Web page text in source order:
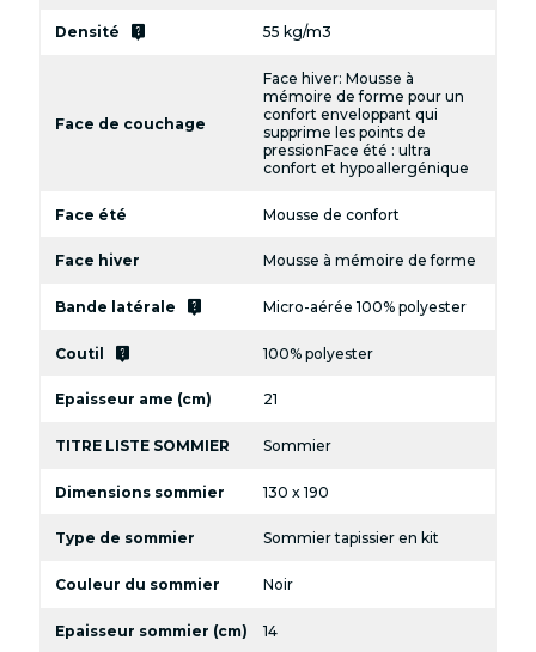
Densité live_help 55 kg/m3
Face de couchage
Face hiver: Mousse à
mémoire de forme pour un
confort enveloppant qui
supprime les points de
pressionFace été : ultra
confort et hypoallergénique
Face été Mousse de confort
Face hiver Mousse à mémoire de forme
Bande latérale live_help Micro-aérée 100% polyester
Coutil live_help 100% polyester
Epaisseur ame (cm) 21
TITRE LISTE SOMMIER Sommier
Dimensions sommier 130 x 190
Type de sommier Sommier tapissier en kit
Couleur du sommier Noir
Epaisseur sommier (cm) 14